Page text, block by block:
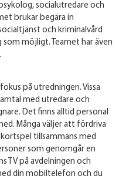
socialutredare och
brukar begära in
och kriminalvård
möjligt. Teamet har även
på utredningen. Vissa
med utredare och
Det finns alltid personal
Många väljer att fördriva
tillsammans med
som genomgår en
TV på avdelningen och
din mobiltelefon och du